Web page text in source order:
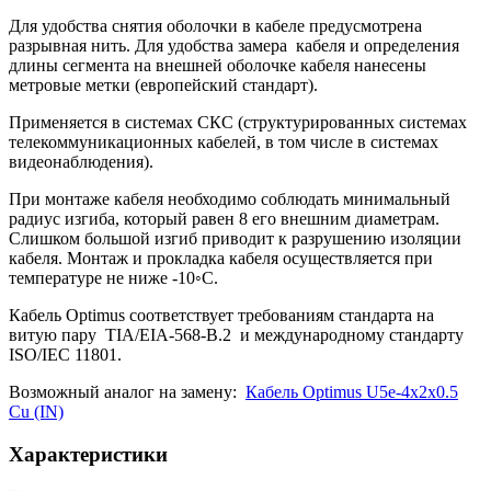
Для удобства снятия оболочки в кабеле предусмотрена
разрывная нить. Для удобства замера кабеля и определения
длины сегмента на внешней оболочке кабеля нанесены
метровые метки (европейский стандарт).
Применяется в системах СКС (структурированных системах
телекоммуникационных кабелей, в том числе в системах
видеонаблюдения).
При монтаже кабеля необходимо соблюдать минимальный
радиус изгиба, который равен 8 его внешним диаметрам.
Слишком большой изгиб приводит к разрушению изоляции
кабеля. Монтаж и прокладка кабеля осуществляется при
температуре не ниже -10◦С.
Кабель Optimus соответствует требованиям стандарта на
витую пару TIA/EIA-568-B.2 и международному стандарту
ISO/IEC 11801.
Возможный аналог на замену: Кабель Optimus U5e-4x2x0.5
Cu (IN)
Характеристики